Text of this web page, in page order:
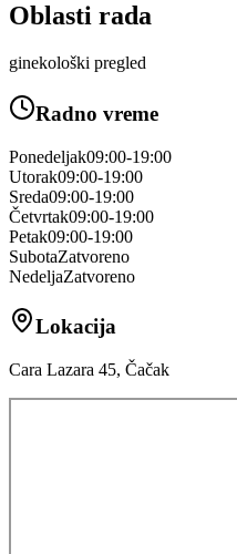
Oblasti rada
ginekološki pregled
Radno vreme
Ponedeljak09:00-19:00
Utorak09:00-19:00
Sreda09:00-19:00
Četvrtak09:00-19:00
Petak09:00-19:00
SubotaZatvoreno
NedeljaZatvoreno
Lokacija
Cara Lazara 45, Čačak